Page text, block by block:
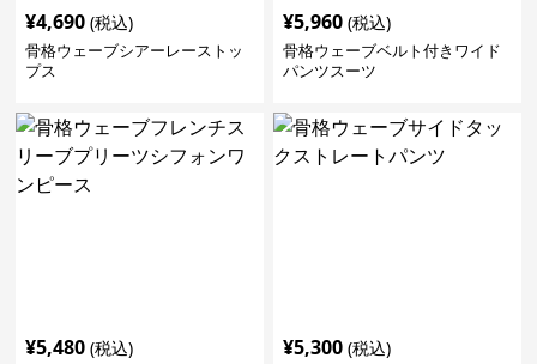
¥4,690 (税込)
骨格ウェーブシアーレーストッ
プス
¥5,960 (税込)
骨格ウェーブベルト付きワイド
パンツスーツ
¥5,480 (税込) ¥5,300 (税込)